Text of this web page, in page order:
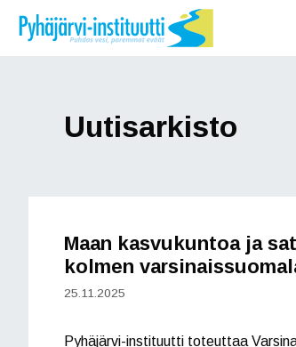
sisältöön
Uutisarkisto
Maan kasvukuntoa ja
kolmen
25.11.2025
Pyhäjärvi-instituutti toteuttaa